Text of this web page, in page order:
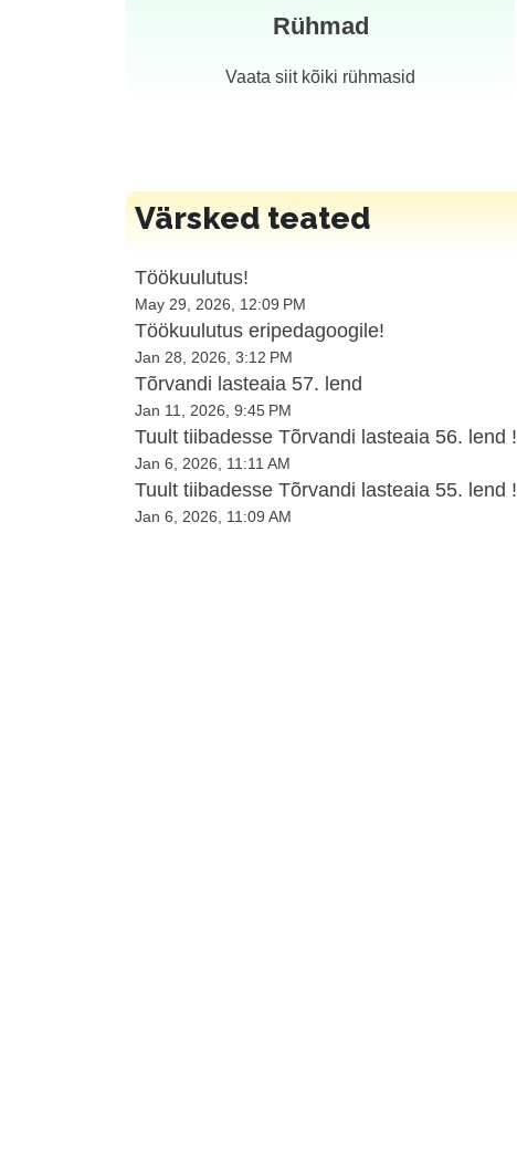
Rühmad
Vaata siit kõiki rühmasid
Värsked teated
Töökuulutus!
May 29, 2026, 12:09 PM
Töökuulutus eripedagoogile!
Jan 28, 2026, 3:12 PM
Tõrvandi lasteaia 57. lend
Jan 11, 2026, 9:45 PM
Tuult tiibadesse Tõrvandi lasteaia 56. lend !
Jan 6, 2026, 11:11 AM
Tuult tiibadesse Tõrvandi lasteaia 55. lend !
Jan 6, 2026, 11:09 AM